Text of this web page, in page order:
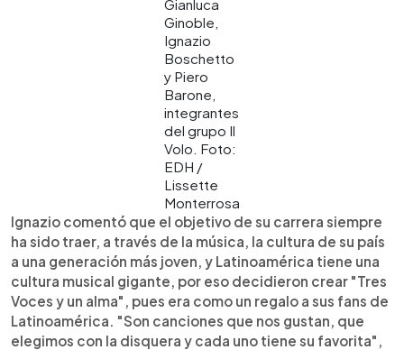
Gianluca
Ginoble,
Ignazio
Boschetto
y Piero
Barone,
integrantes
del grupo Il
Volo. Foto:
EDH /
Lissette
Monterrosa
Ignazio comentó que el objetivo de su carrera siempre
ha sido traer, a través de la música, la cultura de su país
a una generación más joven, y Latinoamérica tiene una
cultura musical gigante, por eso decidieron crear "Tres
Voces y un alma", pues era como un regalo a sus fans de
Latinoamérica. "Son canciones que nos gustan, que
elegimos con la disquera y cada uno tiene su favorita",